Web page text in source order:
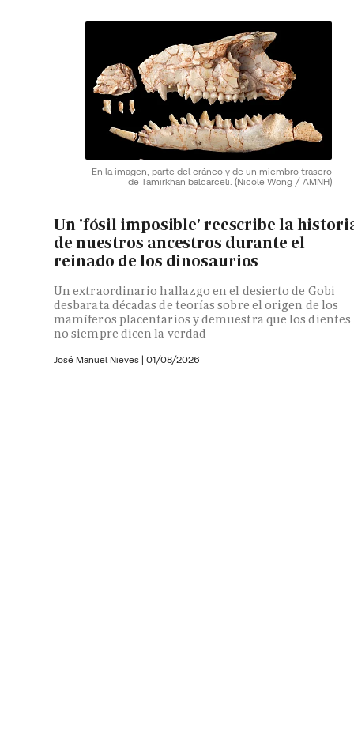
En la imagen, parte del cráneo y de un miembro trasero
de Tamirkhan balcarceli. (Nicole Wong / AMNH)
Un 'fósil imposible' reescribe la
de nuestros ancestros durante el
reinado de los dinosaurios
Un extraordinario hallazgo en el desierto de Gobi
desbarata décadas de teorías sobre el origen de los
mamíferos placentarios y demuestra que los dientes
no siempre dicen la verdad
José Manuel Nieves | 01/08/2026